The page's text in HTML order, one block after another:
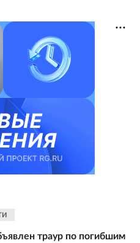
траур по погибшим